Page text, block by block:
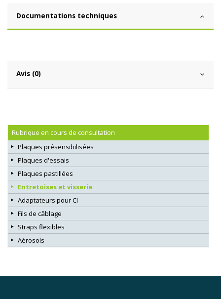
Documentations techniques
Avis (0)
Rubrique en cours de consultation
Plaques présensibilisées
Plaques d'essais
Plaques pastillées
Entretoises et visserie
Adaptateurs pour CI
Fils de câblage
Straps flexibles
Aérosols